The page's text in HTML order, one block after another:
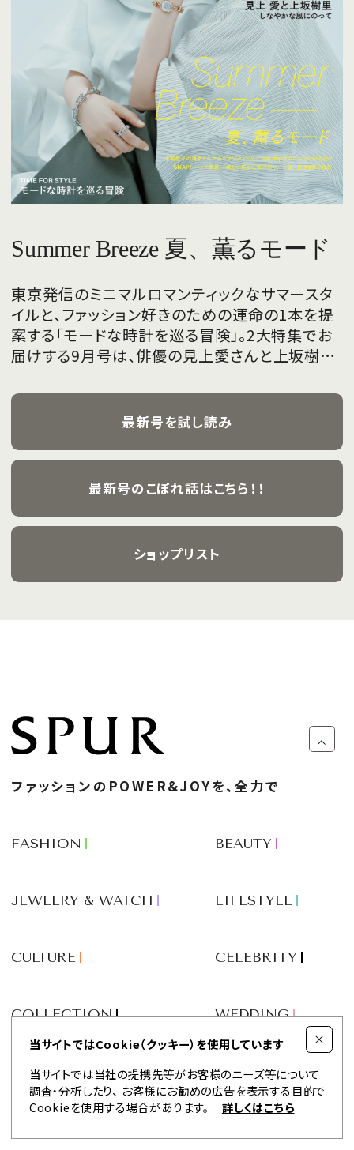
Summer Breeze 夏、薫るモード
東京発信のミニマルロマンティックなサマースタ
イルと、ファッション好きのための運命の1本を提
案する「モードな時計を巡る冒険」。2大特集でお
届けする9月号は、俳優の見上愛さんと上坂樹里
飾ります。
最新号を試し読み
最新号のこぼれ話はこちら！！
ショップリスト
ファッションのPOWER&JOYを、全力で
FASHION BEAUTY
JEWELRY & WATCH LIFESTYLE
CULTURE CELEBRITY
COLLECTION WEDDING
FORTUNE SDGs
当サイトではCookie（クッキー）を使用しています
当サイトでは当社の提携先等がお客様のニーズ等について
調査・分析したり、 お客様にお勧めの広告を表示する目的で
Cookieを使用する場合があります。
詳しくはこちら